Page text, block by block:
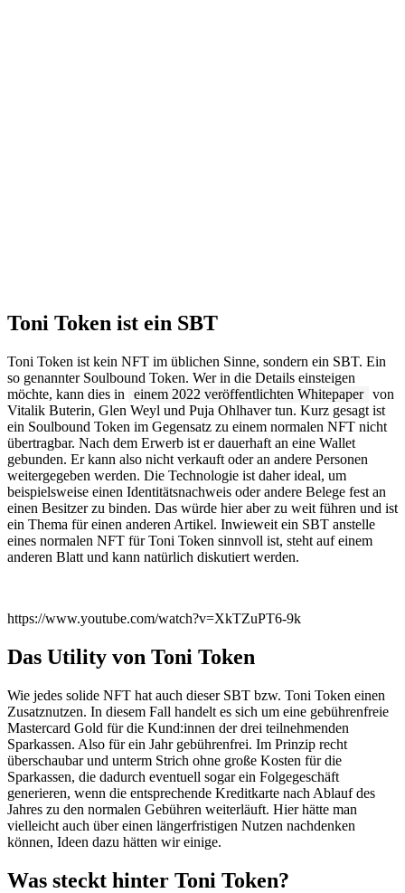
Toni Token ist ein SBT
Toni Token ist kein NFT im üblichen Sinne, sondern ein SBT. Ein
so genannter Soulbound Token. Wer in die Details einsteigen
möchte, kann dies in
einem 2022 veröffentlichten Whitepaper von
Vitalik Buterin, Glen Weyl und Puja Ohlhaver tun. Kurz gesagt ist
ein Soulbound Token im Gegensatz zu einem normalen NFT nicht
übertragbar. Nach dem Erwerb ist er dauerhaft an eine Wallet
gebunden. Er kann also nicht verkauft oder an andere Personen
weitergegeben werden. Die Technologie ist daher ideal, um
beispielsweise einen Identitätsnachweis oder andere Belege fest an
einen Besitzer zu binden. Das würde hier aber zu weit führen und ist
ein Thema für einen anderen Artikel. Inwieweit ein SBT anstelle
eines normalen NFT für Toni Token sinnvoll ist, steht auf einem
anderen Blatt und kann natürlich diskutiert werden.
https://www.youtube.com/watch?v=XkTZuPT6-9k
Das Utility von Toni Token
Wie jedes solide NFT hat auch dieser SBT bzw. Toni Token einen
Zusatznutzen. In diesem Fall handelt es sich um eine gebührenfreie
Mastercard Gold für die Kund:innen der drei teilnehmenden
Sparkassen. Also für ein Jahr gebührenfrei. Im Prinzip recht
überschaubar und unterm Strich ohne große Kosten für die
Sparkassen, die dadurch eventuell sogar ein Folgegeschäft
generieren, wenn die entsprechende Kreditkarte nach Ablauf des
Jahres zu den normalen Gebühren weiterläuft. Hier hätte man
vielleicht auch über einen längerfristigen Nutzen nachdenken
können, Ideen dazu hätten wir einige.
Was steckt hinter Toni Token?